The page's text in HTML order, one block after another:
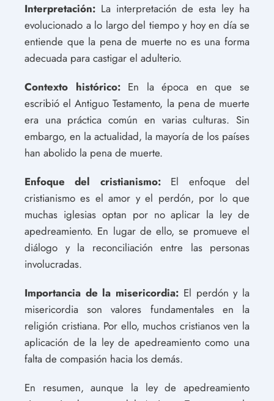
Interpretación: La interpretación de esta ley ha
evolucionado a lo largo del tiempo y hoy en día se
entiende que la pena de muerte no es una forma
adecuada para castigar el adulterio.
Contexto histórico:En la época en que se
escribió el Antiguo Testamento, la pena de muerte
era una práctica común en varias culturas. Sin
embargo, en la actualidad, la mayoría de los países
han abolido la pena de muerte.
Enfoque del cristianismo:El enfoque del
cristianismo es el amor y el perdón, por lo que
muchas iglesias optan por no aplicar la ley de
apedreamiento. En lugar de ello, se promueve el
diálogo y la reconciliación entre las personas
involucradas.
Importancia de la misericordia: El perdón y la
misericordia son valores fundamentales en la
religión cristiana. Por ello, muchos cristianos ven la
aplicación de la ley de apedreamiento como una
falta de compasión hacia los demás.
En resumen, aunque la ley de apedreamiento